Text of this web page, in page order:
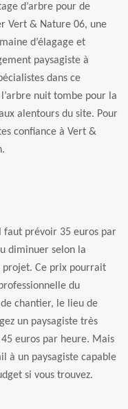
d’arbre pour de
Vert & Nature 06, une
d’élagage et
paysagiste à
dans ce
nuit tombe pour la
alentours du site. Pour
confiance à Vert &
faut prévoir 35 euros par
diminuer selon la
Ce prix pourrait
du
chantier, le lieu de
un paysagiste très
euros par heure. Mais
à un paysagiste capable
si vous trouvez.